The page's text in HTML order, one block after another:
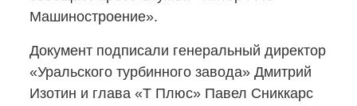
Машиностроение».
Документ подписали генеральный директор
«Уральского турбинного завода» Дмитрий
Изотин и глава «Т Плюс» Павел Сниккарс